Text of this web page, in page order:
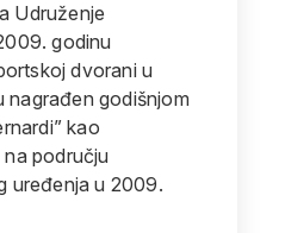
Udruženje
godinu
dvorani u
nagrađen godišnjom
kao
području
uređenja u 2009.